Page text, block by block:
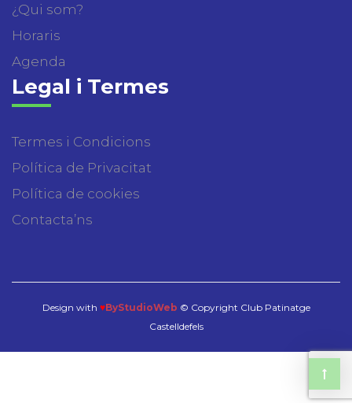
¿Qui som?
Horaris
Agenda
Legal i Termes
Termes i Condicions
Política de Privacitat
Política de cookies
Contacta’ns
Design with ♥ByStudioWeb © Copyright Club Patinatge
Castelldefels